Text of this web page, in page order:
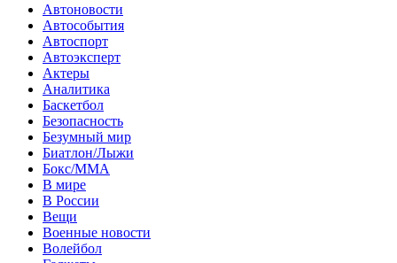
Автоновости
Автособытия
Автоспорт
Автоэксперт
Актеры
Аналитика
Баскетбол
Безопасность
Безумный мир
Биатлон/Лыжи
Бокс/MMA
В мире
В России
Вещи
Военные новости
Волейбол